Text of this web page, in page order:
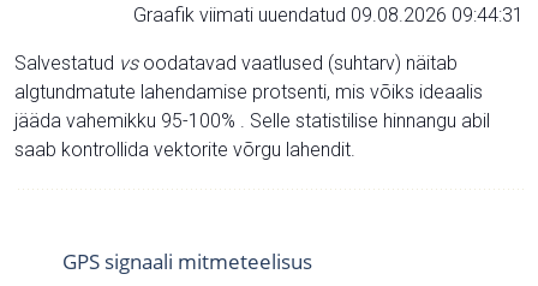
Graafik viimati uuendatud 09.08.2026 09:44:31
Salvestatud vsoodatavad vaatlused (suhtarv) näitab
algtundmatute lahendamise protsenti, mis võiks ideaalis
jääda vahemikku 95-100% . Selle statistilise hinnangu abil
saab kontrollida vektorite võrgu lahendit.
GPS signaali mitmeteelisus